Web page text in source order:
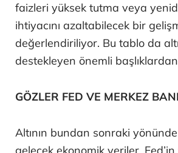
faizleri yüksek tutma veya
ihtiyacını azaltabilecek bir
değerlendiriliyor. Bu tablo da
destekleyen önemli
GÖZLER FED VE MERKEZ
Altının bundan sonraki yönünde